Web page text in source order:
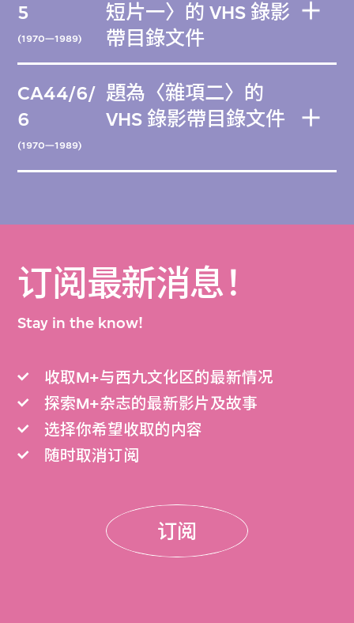
5
(1970—1989)
短片一〉的 VHS 錄影
帶目錄文件
CA44/6/
6
(1970—1989)
題為〈雜項二〉的
VHS 錄影帶目錄文件
订阅最新消息！
Stay in the know!
收取M+与西九文化区的最新情况
探索M+杂志的最新影片及故事
选择你希望收取的内容
随时取消订阅
订阅